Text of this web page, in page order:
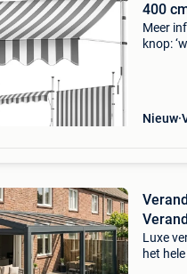
400
Meer
knop:
Nieuw
Luxe
het